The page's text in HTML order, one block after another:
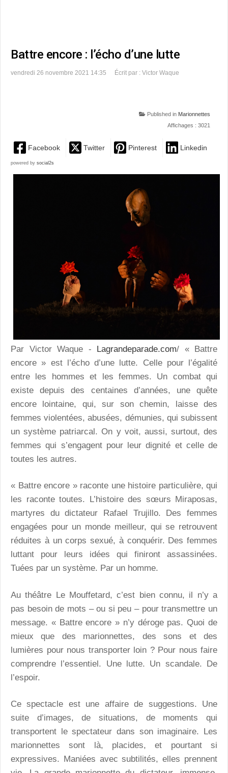
Battre encore : l’écho d’une lutte
vendredi 26 novembre 2021 14:35 Écrit par : Victor Waque
Published in Marionnettes
Affichages : 3021
Facebook Twitter Pinterest Linkedin
powered by social2s
Par Victor Waque - Lagrandeparade.com/ « Battre
encore » est l’écho d’une lutte. Celle pour l’égalité
entre les hommes et les femmes. Un combat qui
existe depuis des centaines d’années, une quête
encore lointaine, qui, sur son chemin, laisse des
femmes violentées, abusées, démunies, qui subissent
un système patriarcal. On y voit, aussi, surtout, des
femmes qui s’engagent pour leur dignité et celle de
toutes les autres.
« Battre encore » raconte une histoire particulière, qui
les raconte toutes. L’histoire des sœurs Miraposas,
martyres du dictateur Rafael Trujillo. Des femmes
engagées pour un monde meilleur, qui se retrouvent
réduites à un corps sexué, à conquérir. Des femmes
luttant pour leurs idées qui finiront assassinées.
Tuées par un système. Par un homme.
Au théâtre Le Mouffetard, c’est bien connu, il n’y a
pas besoin de mots – ou si peu – pour transmettre un
message. « Battre encore » n’y déroge pas. Quoi de
mieux que des marionnettes, des sons et des
lumières pour nous transporter loin ? Pour nous faire
comprendre l’essentiel. Une lutte. Un scandale. De
l’espoir.
Ce spectacle est une affaire de suggestions. Une
suite d’images, de situations, de moments qui
transportent le spectateur dans son imaginaire. Les
marionnettes sont là, placides, et pourtant si
expressives. Maniées avec subtilités, elles prennent